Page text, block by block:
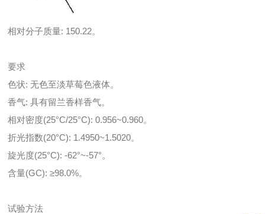
相对分子质量: 150.22。
要求
色状: 无色至淡草莓色液体。
香气: 具有留兰香样香气。
相对密度(25°C/25°C): 0.956~0.960。
折光指数(20°C): 1.4950~1.5020。
旋光度(25°C): -62°~-57°。
含量(GC): ≥98.0%。
试验方法